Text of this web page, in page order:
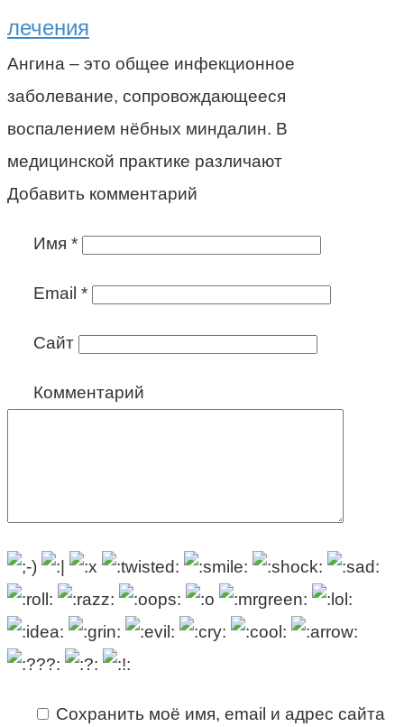
лечения
Ангина – это общее инфекционное
заболевание, сопровождающееся
воспалением нёбных миндалин. В
медицинской практике различают
Добавить комментарий
Имя *
Email *
Сайт
Комментарий
Сохранить моё имя, email и адрес сайта